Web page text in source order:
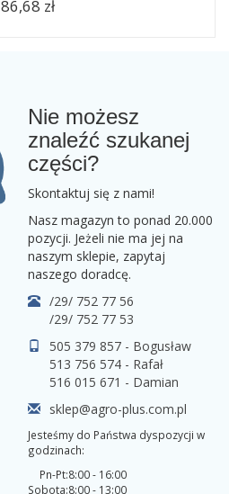
86,68 zł
Nie możesz
znaleźć szukanej
części?
Skontaktuj się z nami!
Nasz magazyn to ponad 20.000
pozycji. Jeżeli nie ma jej na
naszym sklepie, zapytaj
naszego doradcę.
/29/ 752 77 56
/29/ 752 77 53
505 379 857 - Bogusław
513 756 574 - Rafał
516 015 671 - Damian
sklep@agro-plus.com.pl
Jesteśmy do Państwa dyspozycji w
godzinach:
Pn-Pt:
Sobota:
8:00 - 16:00
8:00 - 13:00